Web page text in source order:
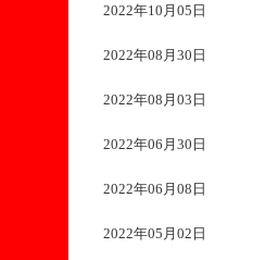
2022年10月05日
2022年08月30日
2022年08月03日
2022年06月30日
2022年06月08日
2022年05月02日